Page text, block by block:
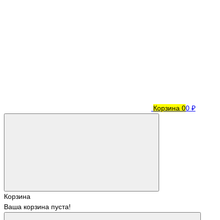
Корзина 00 ₽
Корзина
Ваша корзина пуста!